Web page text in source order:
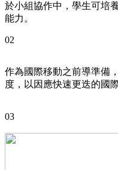
於小組協作中，學生可培
能力。
02
作為國際移動之前導準備
度，以因應快速更迭的國
03